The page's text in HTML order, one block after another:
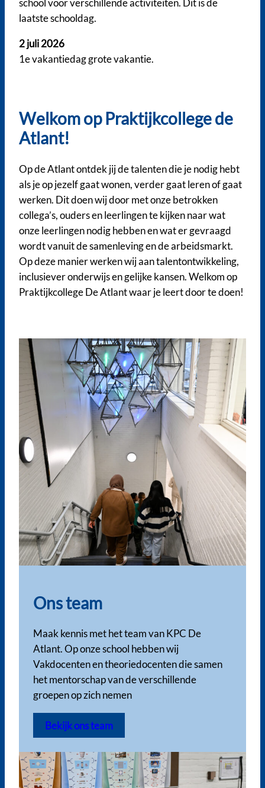
school voor verschillende activiteiten. Dit is de
laatste schooldag.
2 juli 2026
1e vakantiedag grote vakantie.
Welkom op Praktijkcollege de
Atlant!
Op de Atlant ontdek jij de talenten die je nodig hebt
als je op jezelf gaat wonen, verder gaat leren of gaat
werken. Dit doen wij door met onze betrokken
collega’s, ouders en leerlingen te kijken naar wat
onze leerlingen nodig hebben en wat er gevraagd
wordt vanuit de samenleving en de arbeidsmarkt.
Op deze manier werken wij aan talentontwikkeling,
inclusiever onderwijs en gelijke kansen. Welkom op
Praktijkcollege De Atlant waar je leert door te doen!
Ons team
Maak kennis met het team van KPC De
Atlant. Op onze school hebben wij
Vakdocenten en theoriedocenten die samen
het mentorschap van de verschillende
groepen op zich nemen
Bekijk ons team